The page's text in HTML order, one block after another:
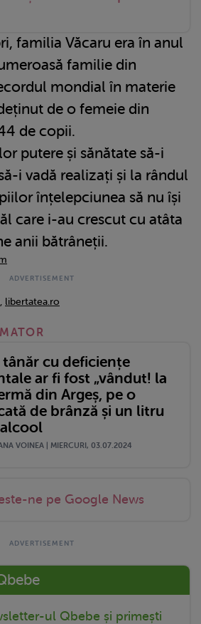
familia Văcaru era în anul
familie din
mondial în materie
de o femeie din
de copii.
putere și sănătate să-i
i vadă realizați și la rândul
înțelepciunea să nu își
care i-au crescut cu atâta
anii bătrâneții.
libertatea.ro
tânăr cu deficiențe
ar fi fost „vândut! la
din Argeș, pe o
de brânză și un litru
VOINEA | MIERCURI, 03.07.2024
ne pe Google News
ul Qbebe și primești